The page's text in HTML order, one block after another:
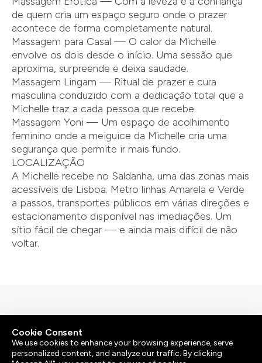
de quem cria um espaço seguro onde o prazer
acontece de forma completamente natural.
Massagem para Casal — O calor da Michelle
envolve os dois desde o início. Uma sessão que
aproxima, surpreende e deixa saudade.
Massagem Lingam — Ritual de prazer e cura
masculina conduzido com a dedicação total que a
Michelle traz a cada pessoa que recebe.
Massagem Yoni — Um espaço de acolhimento
feminino onde a meiguice da Michelle cria uma
segurança que permite ir mais fundo.
LOCALIZAÇÃO
A Michelle recebe no Saldanha, uma das zonas mais
acessíveis de Lisboa. Metro linhas Amarela e Verde
a passos, transportes públicos em várias direções e
estacionamento disponível nas imediações. Um
sítio fácil de chegar — e ainda mais difícil de não
voltar.
© 2026 | Atenção: As nossas massagens não têm um
teor ou propósito sexual.
Cookie Consent
We use cookies to enhance your browsing experience, serve
personalized content, and analyze our traffic. By clicking